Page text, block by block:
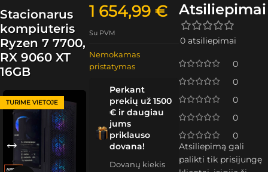
Stacionarus
kompiuteris
Ryzen 7 7700,
RX 9060 XT
16GB
TURIME VIETOJE
1 654,99€
Su PVM
Nemokamas
pristatymas
Perkant
prekių už 1500
€ ir daugiau
jums
priklauso
dovana!
Dovanų kiekis
Atsiliepimai
0 atsiliepimai
0
0
0
0
0
Atsiliepimą gali
palikti tik prisijungę